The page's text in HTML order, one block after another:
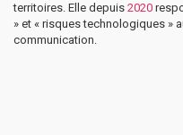
territoires. Elle depuis 2020
» et « risques technologiques »
communication.